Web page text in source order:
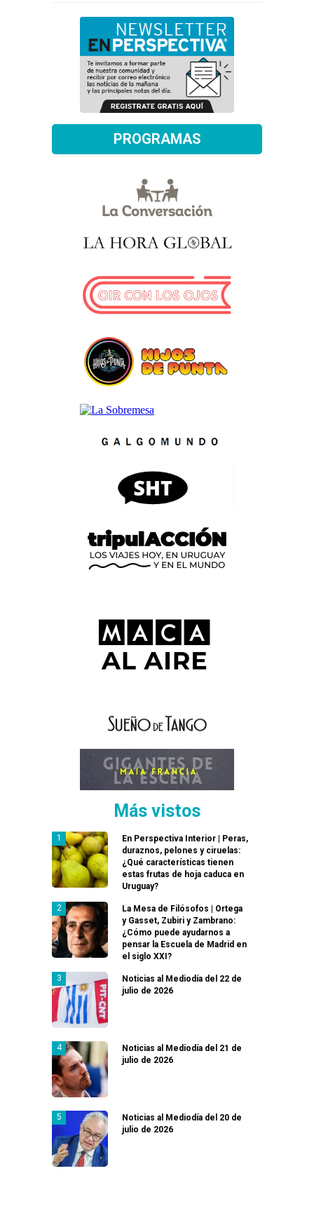
PROGRAMAS
Más vistos
En Perspectiva Interior | Peras,
duraznos, pelones y ciruelas:
¿Qué características tienen
estas frutas de hoja caduca en
Uruguay?
La Mesa de Filósofos | Ortega
y Gasset, Zubiri y Zambrano:
¿Cómo puede ayudarnos a
pensar la Escuela de Madrid en
el siglo XXI?
Noticias al Mediodía del 22 de
julio de 2026
Noticias al Mediodía del 21 de
julio de 2026
Noticias al Mediodía del 20 de
julio de 2026